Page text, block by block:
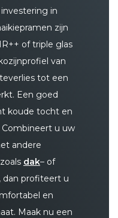
in
zijn
of triple glas
van
tot een
Een goed
koude tocht en
u uw
andere
dak– of
dan profiteert u
en
Maak nu een